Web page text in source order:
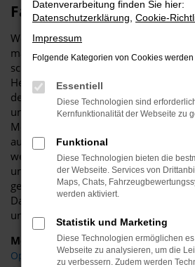
Fahrzeuge von Opel
Wer für seine Mobilität in
macht es auf jeden Fall richtig. Wir
schwören seit vielen Jahren auf die
Herstellers und empfehlen diese
den Straßen von Brandenburg als
und somit auf Landstraßen und
Modelle von Opel ihre Stärken aus.
ausführlich und finden gemeinsam
welches Fahrzeug sich am Besten für
uns vor Ort finden Sie sowohl Opel
gebrauchte Modelle,
Das Tolle daran: von Brandenburg ist
und zu Ihrem neuen Opel.
Modelle
Opel Astra Brandenburg
Datenverarbeitung finden Sie hier:
Datenschutzerklärung Cookie-
Impressum
Folgende Kategorien von Cookies
Essentiell
Diese Technologien sind
Kernfunktionalität der Webseite zu
Funktional
Diese Technologien bieten die
der Webseite. Services von
Maps, Chats,
werden aktiviert.
Statistik und Marketing
Diese Technologien ermöglichen
Webseite zu analysieren, um die
zu verbessern. Zudem werden